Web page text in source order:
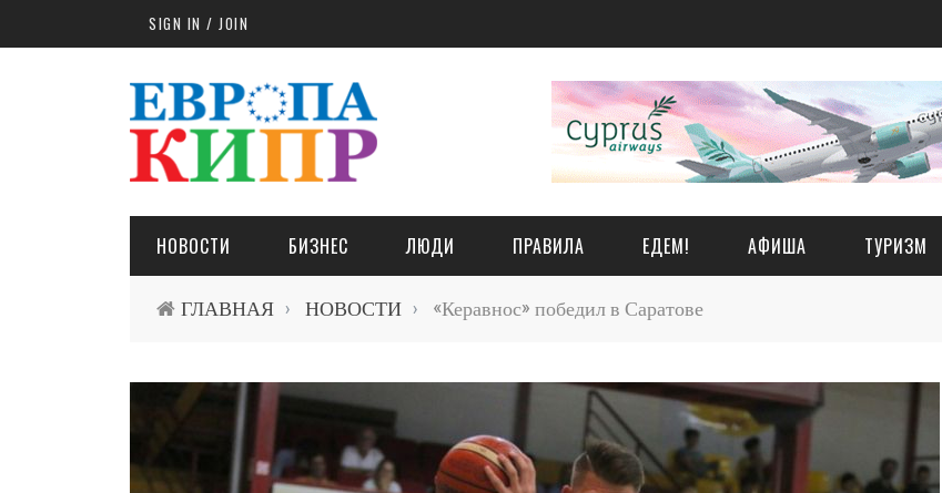
Skip to main contentSIGN IN / JOIN
НОВОСТИ БИЗНЕС ЛЮДИ ПРАВИЛА ЕДЕМ! АФИША ТУРИЗМ
ГЛАВНАЯ › НОВОСТИ › «Керавнос» победил в Саратове